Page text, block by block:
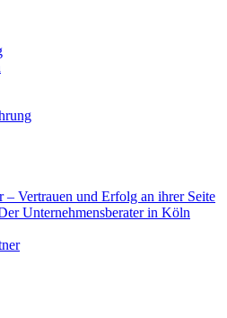
– Vertrauen und Erfolg an ihrer Seite
Unternehmensberater in Köln